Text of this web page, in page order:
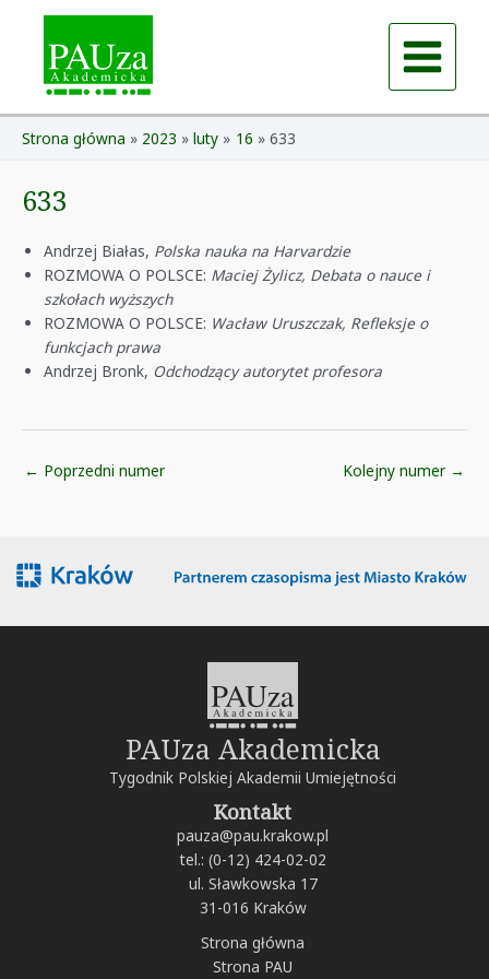
Main
Menu
Strona główna 2023 luty 16 633
633
Andrzej Białas, Polska nauka na Harvardzie
ROZMOWA O POLSCE: Maciej Żylicz, Debata o nauce i
szkołach wyższych
ROZMOWA O POLSCE: Wacław Uruszczak, Refleksje o
funkcjach prawa
Andrzej Bronk, Odchodzący autorytet profesora
Post
navigation
← Poprzedni numer Kolejny numer →
PAUza Akademicka
Tygodnik Polskiej Akademii Umiejętności
Kontakt
pauza@pau.krakow.pl
tel.: (0-12) 424-02-02
ul. Sławkowska 17
31-016 Kraków
Strona główna
Strona PAU